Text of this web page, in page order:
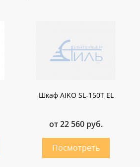
Шкаф AIKO SL-150Т EL
от 22 560 руб.